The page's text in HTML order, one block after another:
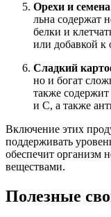
Орехи и семена
льна содержат
белки и
или добавкой
Сладкий
но и богат
также
и С, а также
Включение этих
поддерживать
обеспечит организм
веществами.
Полезные